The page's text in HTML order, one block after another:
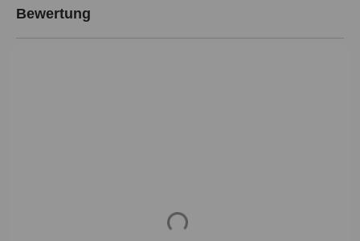
Bewertung
Loading...